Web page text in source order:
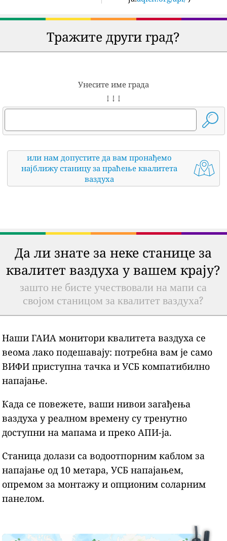
Тражите други град?
Унесите име града
↓ ↓ ↓
или нам допустите да вам пронађемо
најближу станицу за праћење квалитета
ваздуха
Да ли знате за неке станице за
квалитет ваздуха у вашем крају?
зашто не бисте учествовали на мапи са
својом станицом за квалитет ваздуха?
Наши ГАИА монитори квалитета ваздуха се
веома лако подешавају: потребна вам је само
ВИФИ приступна тачка и УСБ компатибилно
напајање.
Када се повежете, ваши нивои загађења
ваздуха у реалном времену су тренутно
доступни на мапама и преко АПИ-ја.
Станица долази са водоотпорним каблом за
напајање од 10 метара, УСБ напајањем,
опремом за монтажу и опционим соларним
панелом.